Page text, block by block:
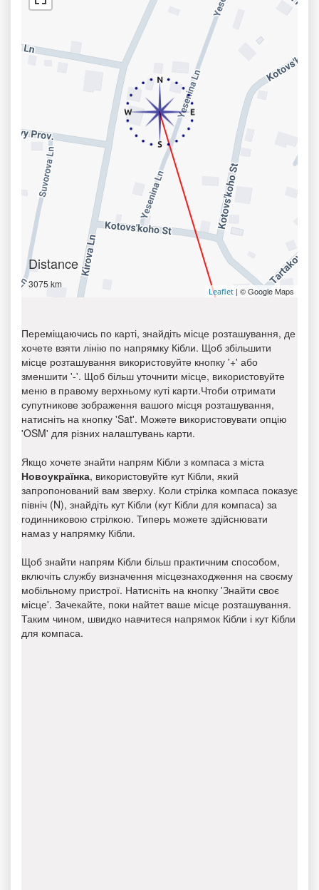
Distance
3075 km
Leaflet | © Google Maps
Переміщаючись по карті, знайдіть місце розташування, де
хочете взяти лінію по напрямку Кібли. Щоб збільшити
місце розташування використовуйте кнопку '+' або
зменшити '-'. Щоб більш уточнити місце, використовуйте
меню в правому верхньому куті карти.Чтоби отримати
супутникове зображення вашого місця розташування,
натисніть на кнопку 'Sat'. Можете використовувати опцію
'OSM' для різних налаштувань карти.
Якщо хочете знайти напрям Кібли з компаса з міста
Новоукраїнка, використовуйте кут Кібли, який
запропонований вам зверху. Коли стрілка компаса показує
північ (N), знайдіть кут Кібли (кут Кібли для компаса) за
годинниковою стрілкою. Типерь можете здійснювати
намаз у напрямку Кібли.
Щоб знайти напрям Кібли більш практичним способом,
включіть службу визначення місцезнаходження на своєму
мобільному пристрої. Натисніть на кнопку 'Знайти своє
місце'. Зачекайте, поки найтет ваше місце розташування.
Таким чином, швидко навчитеся напрямок Кібли і кут Кібли
для компаса.